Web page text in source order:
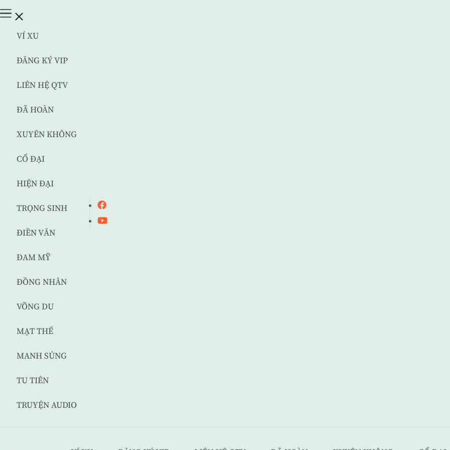
VÍ XU
ĐĂNG KÝ VIP
LIÊN HỆ QTV
ĐÃ HOÀN
XUYÊN KHÔNG
CỔ ĐẠI
HIỆN ĐẠI
TRỌNG SINH
ĐIỀN VĂN
ĐAM MỸ
ĐỒNG NHÂN
VÕNG DU
MẠT THẾ
MANH SỦNG
TU TIÊN
TRUYỆN AUDIO